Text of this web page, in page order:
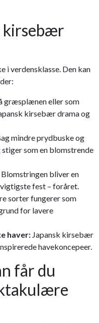
kirsebær
i verdensklasse. Den kan
græsplænen eller som
kirsebær drama og
mindre prydbuske og
som en blomstrende
Blomstringen bliver en
fest – foråret.
sorter fungerer som
for lavere
haver: Japansk kirsebær
havekoncepeer.
får du